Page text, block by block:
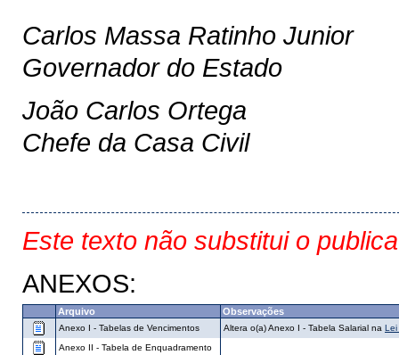
Carlos Massa Ratinho Junior
Governador do Estado
João Carlos Ortega
Chefe da Casa Civil
Este texto não substitui o
ANEXOS:
Arquivo Observações
Anexo I - Tabelas de Vencimentos Altera o(a) Anexo I - Tabela Salarial na Lei
Anexo II - Tabela de Enquadramento